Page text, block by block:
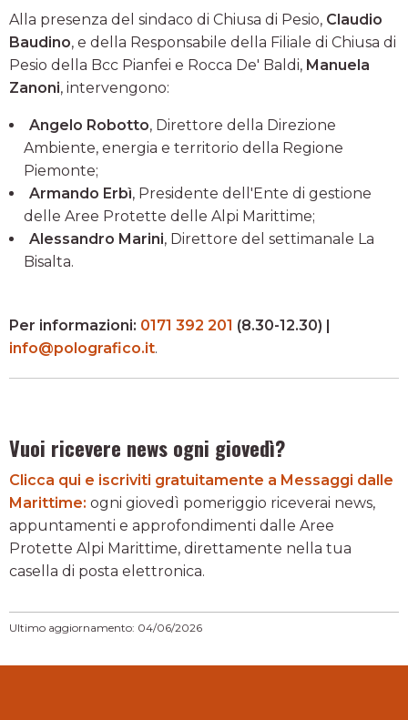
Alla presenza del sindaco di Chiusa di Pesio, Claudio
Baudino, e della Responsabile della Filiale di Chiusa di
Pesio della Bcc Pianfei e Rocca De' Baldi, Manuela
Zanoni, intervengono:
Angelo Robotto, Direttore della Direzione
Ambiente, energia e territorio della Regione
Piemonte;
Armando Erbì, Presidente dell'Ente di gestione
delle Aree Protette delle Alpi Marittime;
Alessandro Marini, Direttore del settimanale La
Bisalta.
Per informazioni: 0171 392 201 (8.30-12.30) |
info@polografico.it.
Vuoi ricevere news ogni giovedì?
Clicca qui e iscriviti gratuitamente a Messaggi dalle
Marittime: ogni giovedì pomeriggio riceverai news,
appuntamenti e approfondimenti dalle Aree
Protette Alpi Marittime, direttamente nella tua
casella di posta elettronica.
Ultimo aggiornamento: 04/06/2026